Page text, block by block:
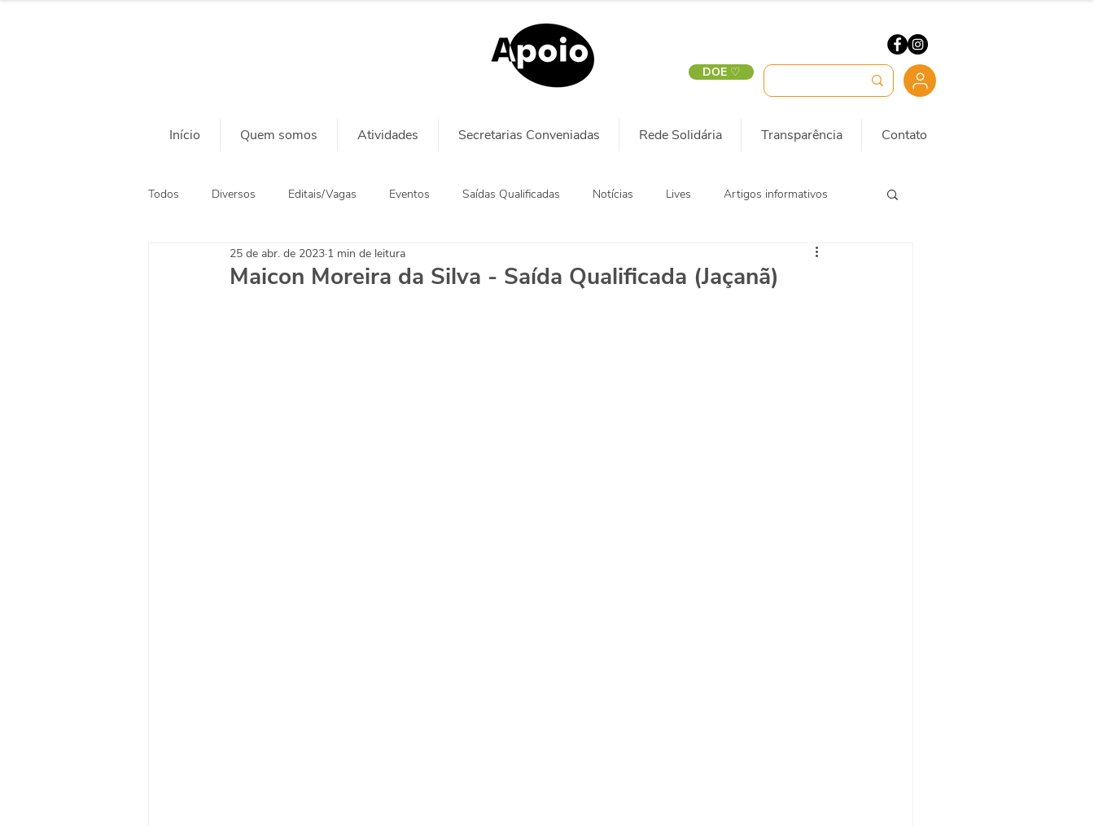
DOE ♡
Início Quem somos Atividades Secretarias Conveniadas Rede Solidária Transparência Contato
Todos Diversos Editais/Vagas Eventos Saídas Qualificadas Notícias Lives Artigos informativos
Ação Social Habitação
Maicon Moreira da Silva - Saída Qualificada (Jaçanã)
25 de abr. de 2023 1 min de leitura